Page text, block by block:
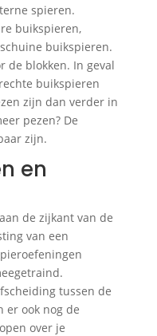
spieren.
buikspieren,
buikspieren.
de blokken. In geval
buikspieren
zijn dan verder in
pezen? De
zijn.
en
de zijkant van de
van een
tussen de
er ook nog de
over je